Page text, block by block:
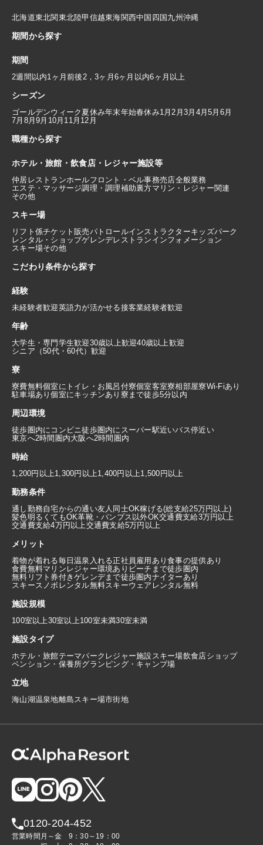
北海道東北関東北陸甲信越東海関西中国 四国九州沖縄
期間から探す
期間
2週間以内1ヶ月前後 2，3ヶ月 6ヶ月以内6ヶ月以上
シーズン
ゴールデンウィーク 夏休み年末年始春休み1月 2月3月 4月5月 6月
7月 8月9月 10月 11月 12月
職種から探す
ホテル・旅館・飲食店・レジャー施設等
仲居 レストランホールフロント・ベル事務売店全般業務
エステ・マッサージ調理・調理補助裏方マリン・レジャー関連
その他
スキー場
リフト係チケット販売パトロールインストラクターキッズパーク
レンタル・ショップゲレンデレストラン インフォメーション
スキー場その他
こだわり条件から探す
経験
未経験者歓迎英語力が活かせる接客業経験者歓迎
年齢
大学生・専門学生歓迎30歳以上歓迎40歳以上歓迎
シニア（50代・60代）歓迎
寮
寮費無料個室にトイレ・お風呂付寮個室客室寮相部屋寮Wi-Fiあり
駐車場あり個室にキッチンあり 寮まで徒歩5分以内
周辺環境
徒歩圏内にコンビニ徒歩圏内にスーパー駅近いバス停近い
東京へ2時間圏内大阪へ2時間圏内
時給
1,200円以上1,300円以上1,400円以上1,500円以上
勤務条件
通し勤務自宅からの通い友人同士OK稼げる(総支給25万円以上)
髪色明るくてもOK革靴・パンプス以外OK交通費支給3万円以上
交通費支給4万円以上交通費支給5万円以上
メリット
着物が着れる毎日温泉入れる正社員雇用あり食事の提供あり
食費無料マリンレジャー環境あり ビーチまで徒歩圏内
無料リフト券付きゲレンデまで徒歩圏内ナイターあり
スキースノボレンタル無料スキーウェアレンタル無料
施設規模
100室以上30室以上100室未満30室未満
施設タイプ
ホテル・旅館テーマパーク レジャー施設 スキー場飲食店ショップ
ペンション・保養所グランピング・キャンプ場
立地
海山湖温泉地離島 スキー場市街地
0120-204-452
営業時間 月～金
9：30～19：00